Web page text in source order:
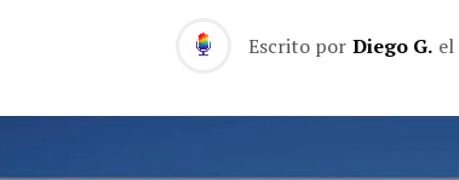
Escrito por Diego G. el